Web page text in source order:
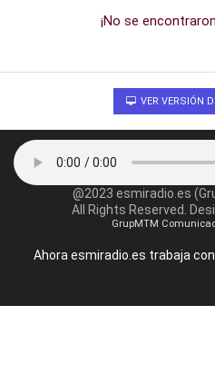
¡No se
VER VERSIÓN
@2023 esmiradio.es
All Rights Reserved.
GrupMTM
Ahora esmiradio.es trabaja